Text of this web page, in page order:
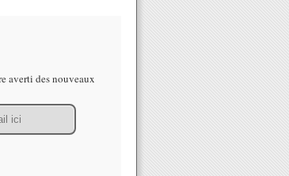
averti des nouveaux